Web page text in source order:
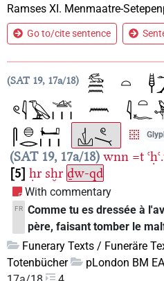
Ramses XI. Menmaatre-
Go to/cite sentence
SAT 19, 17a/18
SAT 19, 17a/18 wnn =t
5 ḥr sḫr ḏw-qd
With commentary
FR Comme tu es dressée à
père, faisant tomber le
Funerary Texts / Funeräre
Totenbücher
pLondon BM